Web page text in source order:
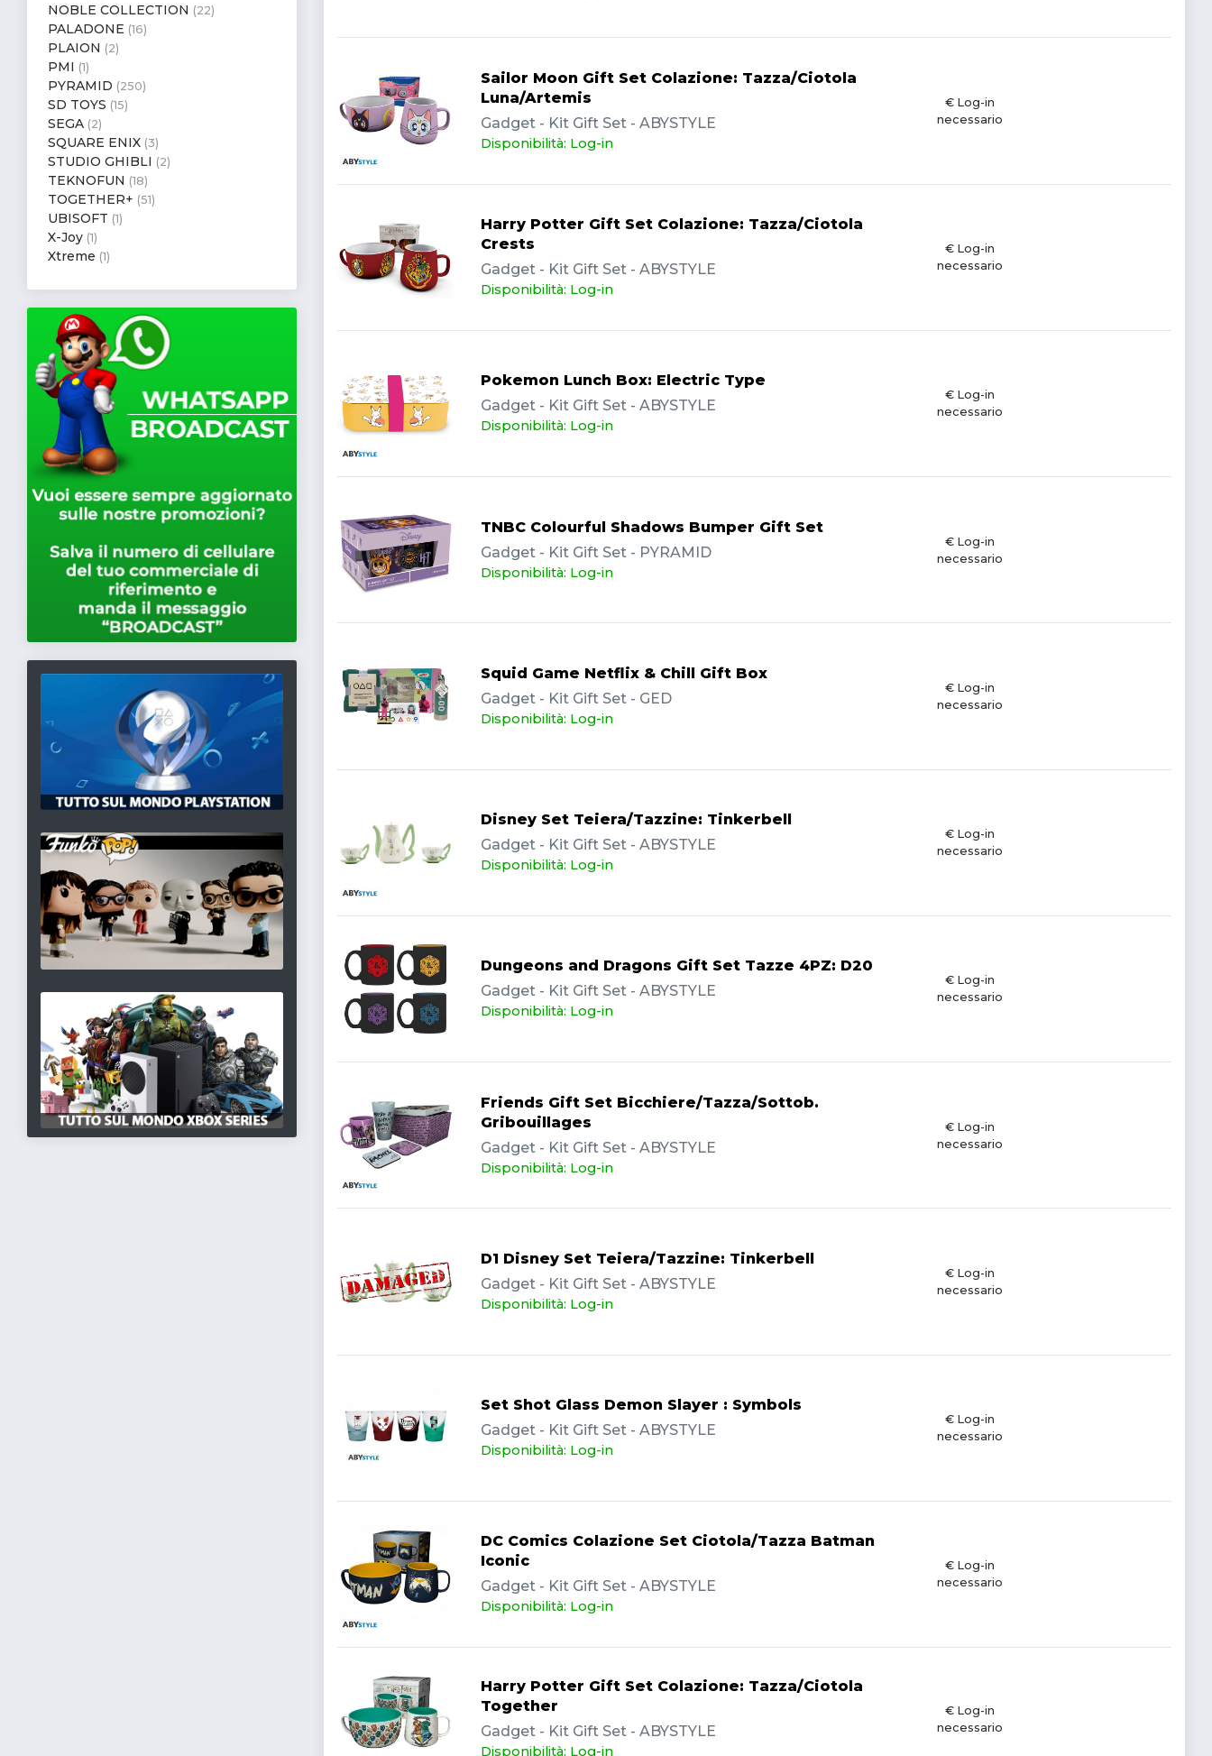
NOBLE COLLECTION (22)
PALADONE (16)
PLAION (2)
PMI (1)
PYRAMID (250)
SD TOYS (15)
SEGA (2)
SQUARE ENIX (3)
STUDIO GHIBLI (2)
TEKNOFUN (18)
TOGETHER+ (51)
UBISOFT (1)
X-Joy (1)
Xtreme (1)
Sailor Moon Gift Set Colazione: Tazza/Ciotola
Luna/Artemis
Gadget - Kit Gift Set - ABYSTYLE
Disponibilità: Log-in
€ Log-in
necessario
Harry Potter Gift Set Colazione: Tazza/Ciotola
Crests
Gadget - Kit Gift Set - ABYSTYLE
Disponibilità: Log-in
€ Log-in
necessario
Pokemon Lunch Box: Electric Type
Gadget - Kit Gift Set - ABYSTYLE
Disponibilità: Log-in
€ Log-in
necessario
TNBC Colourful Shadows Bumper Gift Set
Gadget - Kit Gift Set - PYRAMID
Disponibilità: Log-in
€ Log-in
necessario
Squid Game Netflix & Chill Gift Box
Gadget - Kit Gift Set - GED
Disponibilità: Log-in
€ Log-in
necessario
Disney Set Teiera/Tazzine: Tinkerbell
Gadget - Kit Gift Set - ABYSTYLE
Disponibilità: Log-in
€ Log-in
necessario
Dungeons and Dragons Gift Set Tazze 4PZ: D20
Gadget - Kit Gift Set - ABYSTYLE
Disponibilità: Log-in
€ Log-in
necessario
Friends Gift Set Bicchiere/Tazza/Sottob.
Gribouillages
Gadget - Kit Gift Set - ABYSTYLE
Disponibilità: Log-in
€ Log-in
necessario
D1 Disney Set Teiera/Tazzine: Tinkerbell
Gadget - Kit Gift Set - ABYSTYLE
Disponibilità: Log-in
€ Log-in
necessario
Set Shot Glass Demon Slayer : Symbols
Gadget - Kit Gift Set - ABYSTYLE
Disponibilità: Log-in
€ Log-in
necessario
DC Comics Colazione Set Ciotola/Tazza Batman
Iconic
Gadget - Kit Gift Set - ABYSTYLE
Disponibilità: Log-in
€ Log-in
necessario
Harry Potter Gift Set Colazione: Tazza/Ciotola
Together
Gadget - Kit Gift Set - ABYSTYLE
Disponibilità: Log-in
€ Log-in
necessario